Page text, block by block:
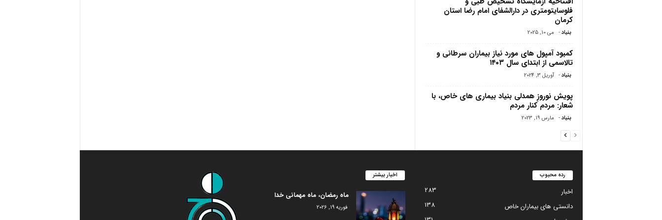
فلوسایتومتری در دارالشفای امام رضا استان
کرمان
بنیاد - می 10, 2025
کمبود آمپول های مورد نیاز بیماران سرطانی و
تالاسمی از ابتدای سال ۱۴۰۳
بنیاد - آوریل 3, 2024
پویش نوروزِ همدلی بنیاد بیماری های خاص، با
شعار: مردم کنار مردم
بنیاد - مارس 19, 2023
اخبار بیشتر
ماه رمضان، ماه مهمانی خدا
فوریه 19, 2026
رده محبوب
اخبار
283
دانستی های بیماران خاص
138